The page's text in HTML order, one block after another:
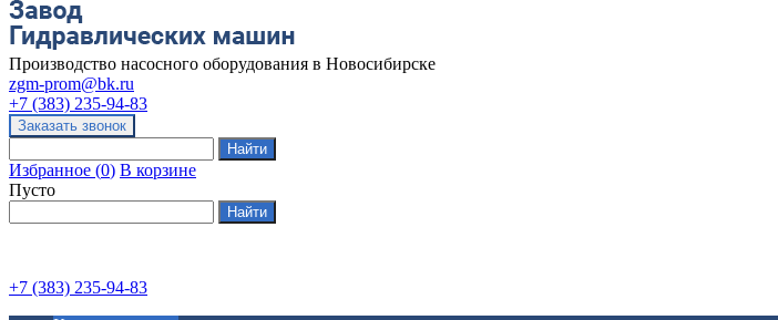
Производство насосного оборудования в Новосибирске
zgm-prom@bk.ru
+7 (383) 235-94-83
Избранное (0) В корзине
Пусто
+7 (383) 235-94-83